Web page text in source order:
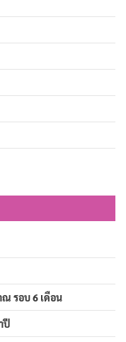
ณ รอบ 6 เดือน
ปี